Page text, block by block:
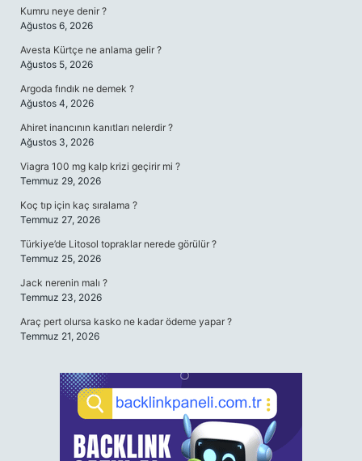
Kumru neye denir ?
Ağustos 6, 2026
Avesta Kürtçe ne anlama gelir ?
Ağustos 5, 2026
Argoda fındık ne demek ?
Ağustos 4, 2026
Ahiret inancının kanıtları nelerdir ?
Ağustos 3, 2026
Viagra 100 mg kalp krizi geçirir mi ?
Temmuz 29, 2026
Koç tıp için kaç sıralama ?
Temmuz 27, 2026
Türkiye’de Litosol topraklar nerede görülür ?
Temmuz 25, 2026
Jack nerenin malı ?
Temmuz 23, 2026
Araç pert olursa kasko ne kadar ödeme yapar ?
Temmuz 21, 2026